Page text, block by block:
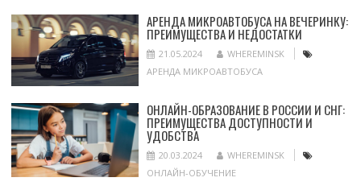
АРЕНДА МИКРОАВТОБУСА НА ВЕЧЕРИНКУ:
ПРЕИМУЩЕСТВА И НЕДОСТАТКИ
21.05.2024
WHEREMINSK
АРЕНДА МИКРОАВТОБУСА
ОНЛАЙН-ОБРАЗОВАНИЕ В РОССИИ И СНГ:
ПРЕИМУЩЕСТВА ДОСТУПНОСТИ И
УДОБСТВА
20.03.2024
WHEREMINSK
ОНЛАЙН-ОБУЧЕНИЕ